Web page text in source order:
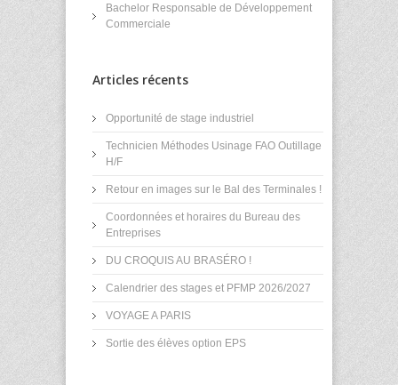
Bachelor Responsable de Développement
Commerciale
Articles récents
Opportunité de stage industriel
Technicien Méthodes Usinage FAO Outillage
H/F
Retour en images sur le Bal des Terminales !
Coordonnées et horaires du Bureau des
Entreprises
DU CROQUIS AU BRASÉRO !
Calendrier des stages et PFMP 2026/2027
VOYAGE A PARIS
Sortie des élèves option EPS